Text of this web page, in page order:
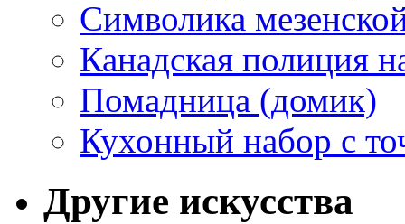
Символика
Канадская полиция
Помадница (домик)
Кухонный набор с
Другие искусства